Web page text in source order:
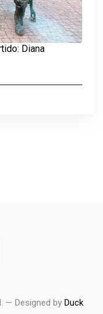
Diana
— Designed by Duck